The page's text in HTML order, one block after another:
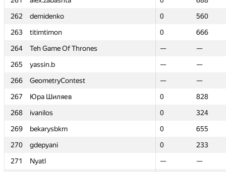
262
demidenko 0
560
263
titimtimon 0
666
264
Teh Game Of Thrones —
—
265
yassin.b —
—
266
GeometryContest —
—
267
Юра Шиляев 0
828
268
ivanilos 0
324
269
bekarysbkm 0
655
270
gdepyani 0
233
271
Nyatl —
—
262
demidenko 0
560
263
titimtimon 0
666
264
Teh Game Of Thrones —
—
265
yassin.b —
—
266
GeometryContest —
—
267
Юра Шиляев 0
828
268
ivanilos 0
324
269
bekarysbkm 0
655
270
gdepyani 0
233
271
Nyatl —
—